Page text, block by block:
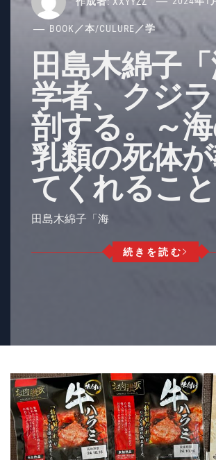
BOOK／本/CULURE／学
田島木綿子
学者、クジ
剖する。～
乳類の死体
てくれるこ
田島木綿子「海
続きを読む